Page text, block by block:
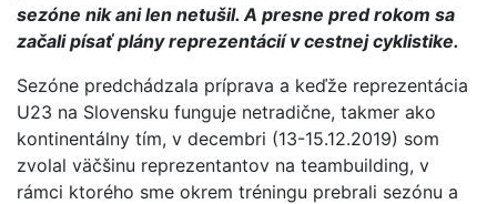
sezóne nik ani len netušil. A presne pred rokom sa
začali písať plány reprezentácií v cestnej cyklistike.
Sezóne predchádzala príprava a keďže reprezentácia
U23 na Slovensku funguje netradične, takmer ako
kontinentálny tím, v decembri (13-15.12.2019) som
zvolal väčšinu reprezentantov na teambuilding, v
rámci ktorého sme okrem tréningu prebrali sezónu a